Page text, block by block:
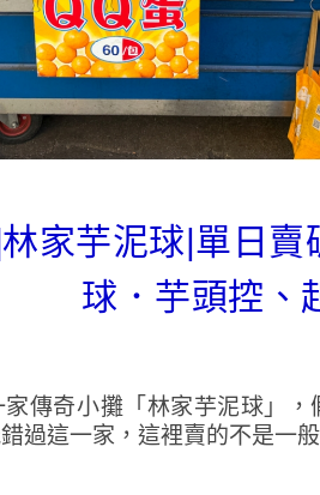
家芋泥球|單日
球．芋頭控、
傳奇小攤「林家芋泥球」
過這一家，這裡賣的不是一